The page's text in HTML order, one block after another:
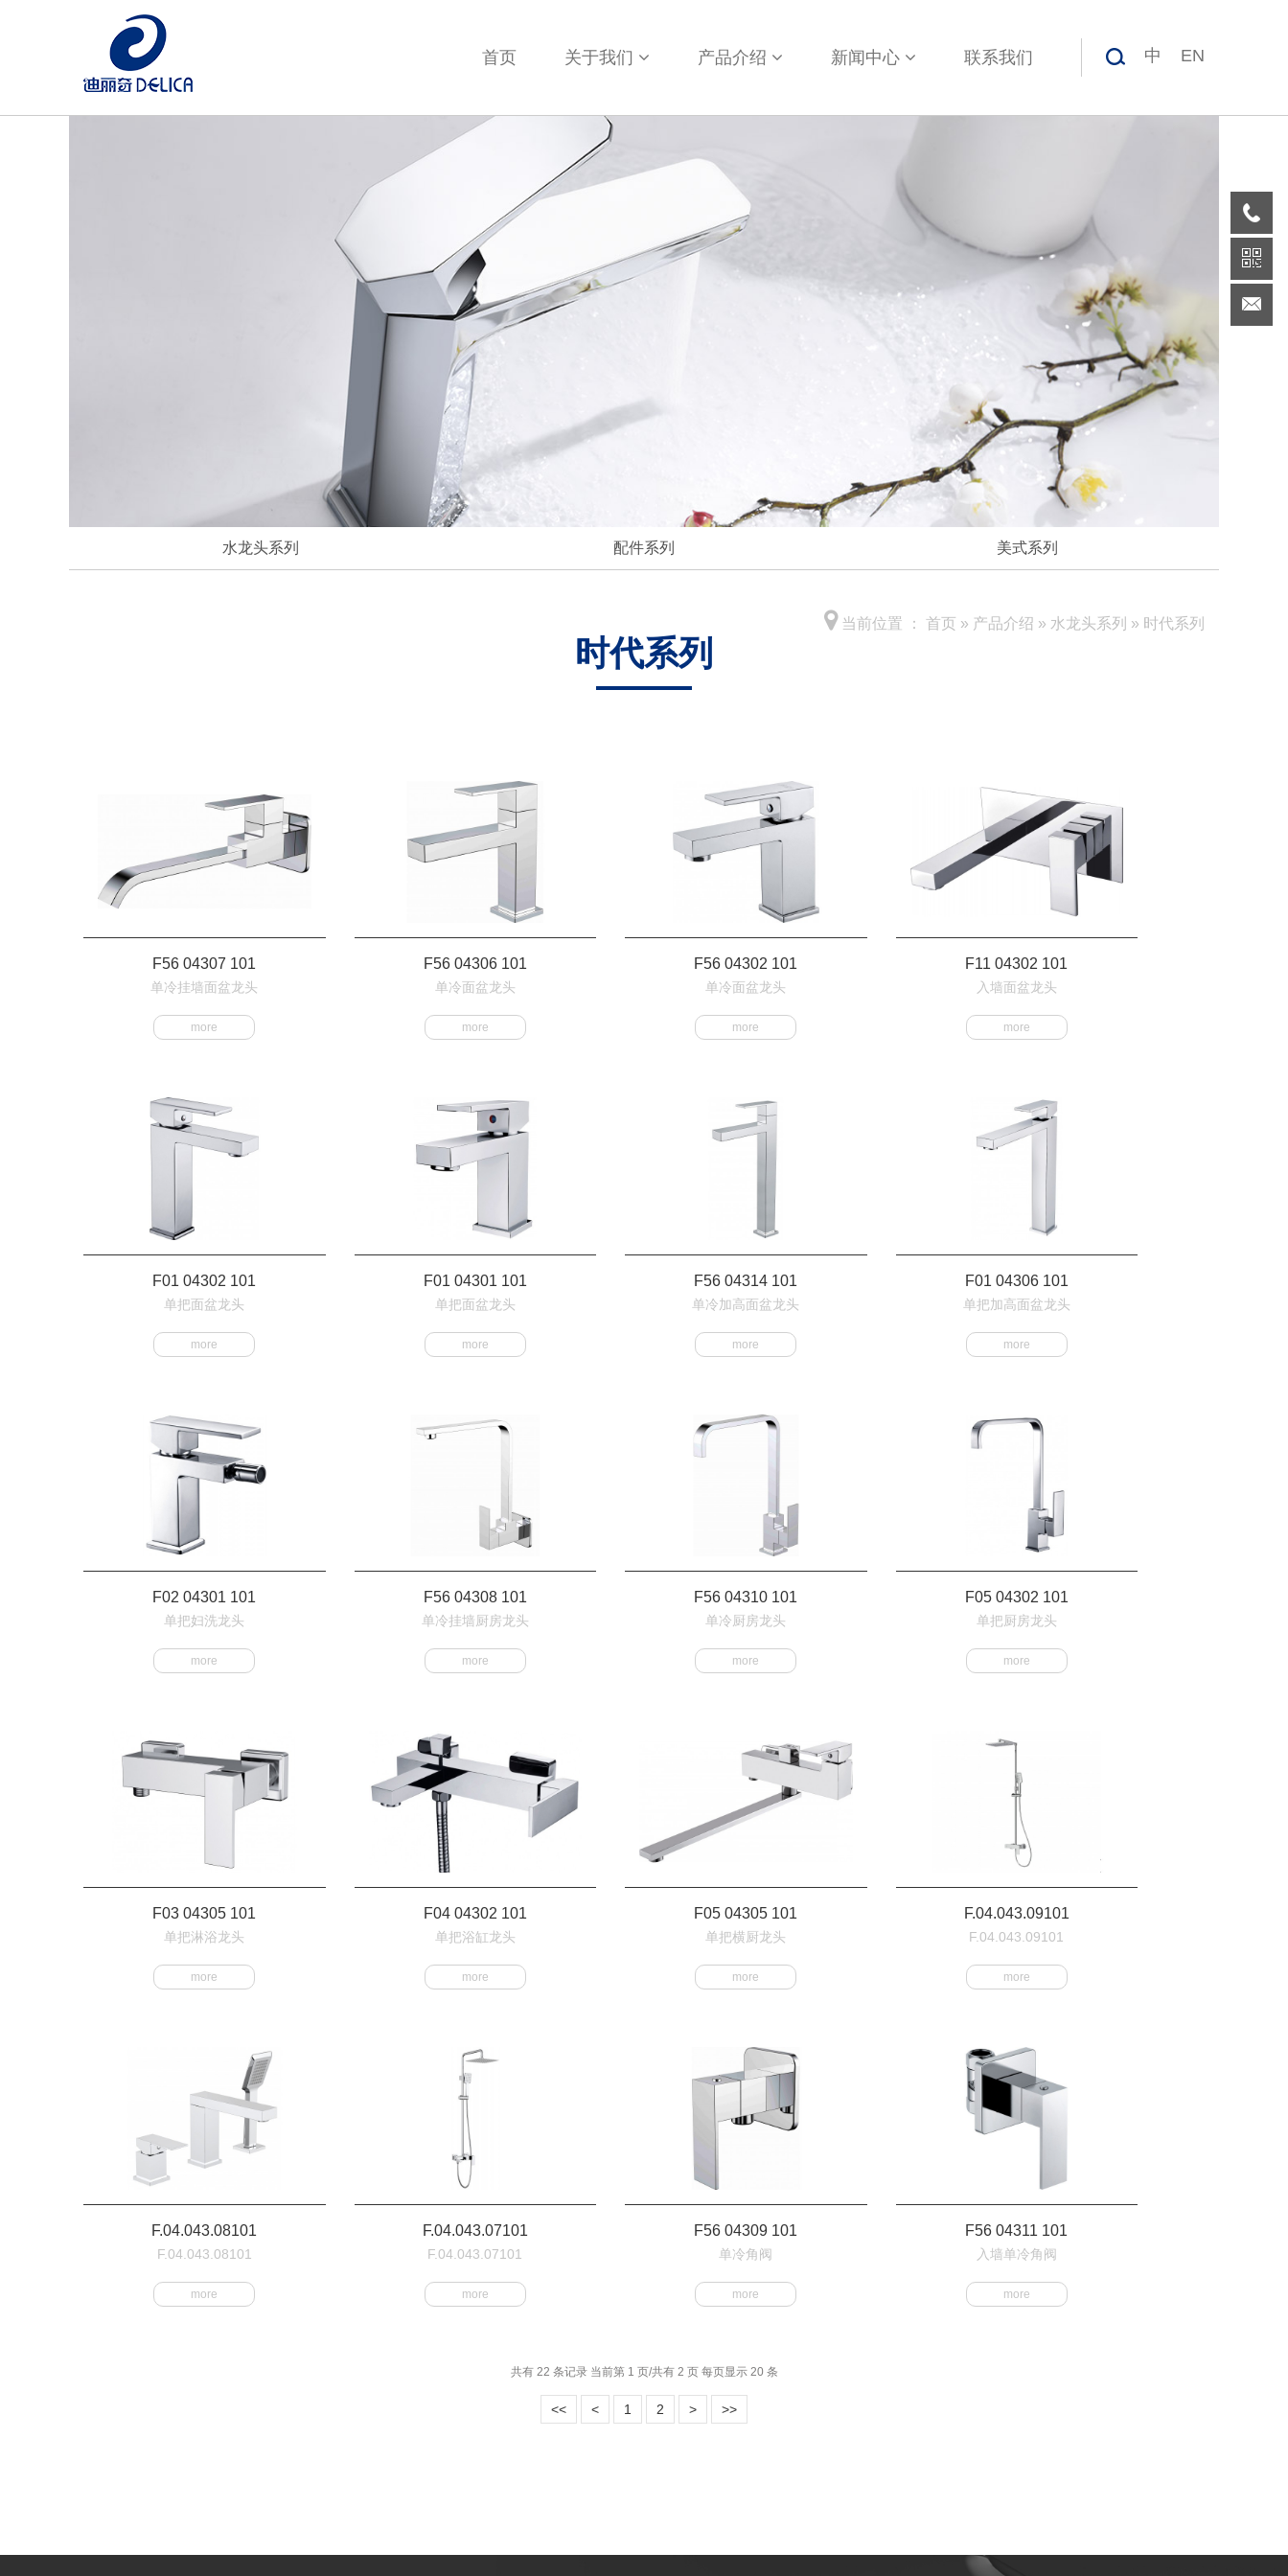
首页 关于我们 产品介绍 新闻中心 联系我们 中 EN
水龙头系列 配件系列 美式系列
当前位置 ： 首页 » 产品介绍 » 水龙头系列 » 时代系列
时代系列
F56 04307 101
单冷挂墙面盆龙头
more
F56 04306 101
单冷面盆龙头
more
F56 04302 101
单冷面盆龙头
more
F11 04302 101
入墙面盆龙头
more
F01 04302 101
单把面盆龙头
more
F01 04301 101
单把面盆龙头
more
F56 04314 101
单冷加高面盆龙头
more
F01 04306 101
单把加高面盆龙头
more
F02 04301 101
单把妇洗龙头
more
F56 04308 101
单冷挂墙厨房龙头
more
F56 04310 101
单冷厨房龙头
more
F05 04302 101
单把厨房龙头
more
F03 04305 101
单把淋浴龙头
more
F04 04302 101
单把浴缸龙头
more
F05 04305 101
单把横厨龙头
more
F.04.043.09101
F.04.043.09101
more
F.04.043.08101
F.04.043.08101
more
F.04.043.07101
F.04.043.07101
more
F56 04309 101
单冷角阀
more
F56 04311 101
入墙单冷角阀
more
共有 22 条记录 当前第 1 页/共有 2 页 每页显示 20 条
<< < 1 2 > >>